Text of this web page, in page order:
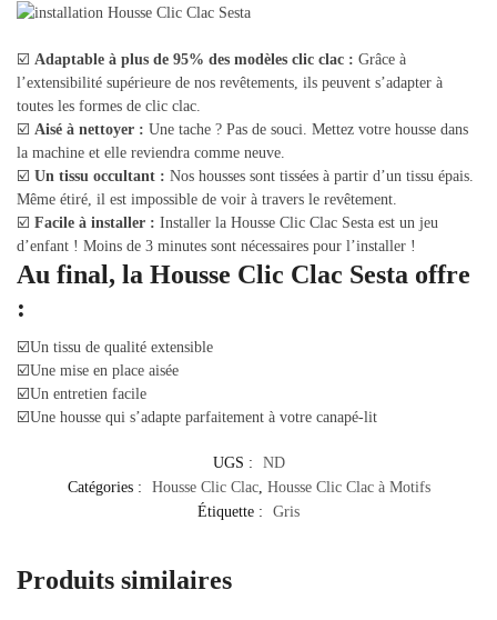
☑️ Adaptable à plus de 95% des modèles clic clac : Grâce à
l’extensibilité supérieure de nos revêtements, ils peuvent s’adapter à
toutes les formes de clic clac.
☑️ Aisé à nettoyer : Une tache ? Pas de souci. Mettez votre housse dans
la machine et elle reviendra comme neuve.
☑️ Un tissu occultant : Nos housses sont tissées à partir d’un tissu épais.
Même étiré, il est impossible de voir à travers le revêtement.
☑️ Facile à installer : Installer la Housse Clic Clac Sesta est un jeu
d’enfant ! Moins de 3 minutes sont nécessaires pour l’installer !
Au final, la Housse Clic Clac Sesta offre
:
☑️Un tissu de qualité extensible
☑️Une mise en place aisée
☑️Un entretien facile
☑️Une housse qui s’adapte parfaitement à votre canapé-lit
UGS :
ND
Catégories :
Housse Clic Clac, Housse Clic Clac à Motifs
Étiquette :
Gris
Produits similaires